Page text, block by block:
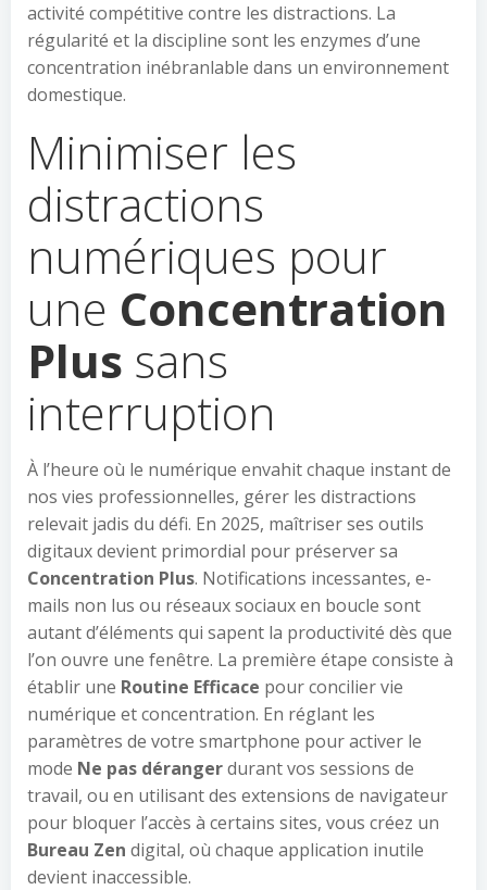
activité compétitive contre les distractions. La
régularité et la discipline sont les enzymes d’une
concentration inébranlable dans un environnement
domestique.
Minimiser les
distractions
numériques pour
une Concentration
Plus sans
interruption
À l’heure où le numérique envahit chaque instant de
nos vies professionnelles, gérer les distractions
relevait jadis du défi. En 2025, maîtriser ses outils
digitaux devient primordial pour préserver sa
Concentration Plus. Notifications incessantes, e-
mails non lus ou réseaux sociaux en boucle sont
autant d’éléments qui sapent la productivité dès que
l’on ouvre une fenêtre. La première étape consiste à
établir une Routine Efficace pour concilier vie
numérique et concentration. En réglant les
paramètres de votre smartphone pour activer le
mode Ne pas dérangerdurant vos sessions de
travail, ou en utilisant des extensions de navigateur
pour bloquer l’accès à certains sites, vous créez un
Bureau Zen digital, où chaque application inutile
devient inaccessible.